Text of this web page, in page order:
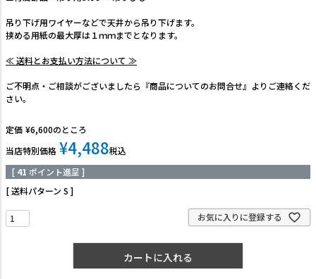
吊り下げ用ワイヤーなどで天井から吊り下げます。
挟める用紙の最大厚は１ｍｍまでとなります。
≪ 送料とお支払い方法について ≫
ご不明点・ご相談がございましたら『商品についてのお問合せ』よりご連絡くだ
さい。
定価 ¥6,600のところ
当店特別価格 ¥4,488税込
[ 41 ポイント進呈 ]
送料パターン S
お気に入りに登録する
カートに入れる